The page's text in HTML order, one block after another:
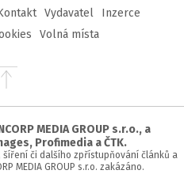
Vydavatel
Inzerce
Volná místa
MEDIA GROUP s.r.o., a
Profimedia a ČTK.
šíření či dalšího zpřístupňování článků a
MEDIA GROUP s.r.o. zakázáno.